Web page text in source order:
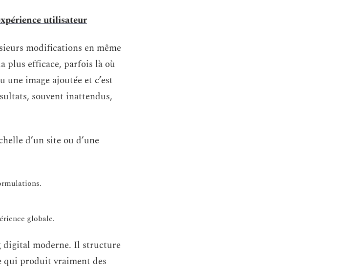
utilisateur
modifications en même
plus efficace, parfois là où
image ajoutée et c’est
souvent inattendus,
d’un site ou d’une
globale.
digital moderne. Il structure
qui produit vraiment des